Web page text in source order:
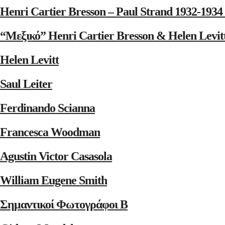
Henri Cartier Bresson – Paul Strand 1932-
“Μεξικό” Henri Cartier Bresson & Helen
Helen Levitt
Saul Leiter
Ferdinando Scianna
Francesca Woodman
Agustin Victor Casasola
William Eugene Smith
Σημαντικοί Φωτογράφοι Β